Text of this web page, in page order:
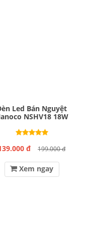
Led Bán Nguyệt
NSHV18 18W
đ 199.000 đ
Xem ngay